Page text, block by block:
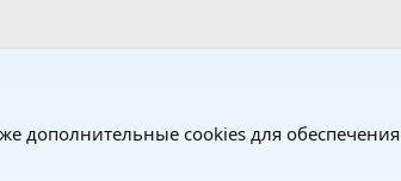
дополнительные cookies для обеспечения